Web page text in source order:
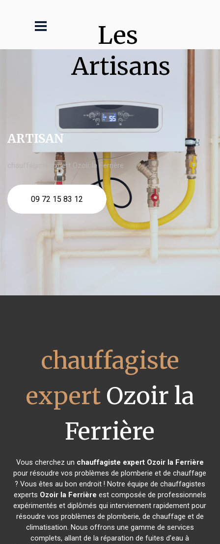
Les
Artisans
ARTISAN
chauffagiste expert Ozoir la Ferrière
09 72 15 83 12
chauffagiste
expertOzoir la
Ferrière
Vous cherchez un chauffagiste expert Ozoir la Ferrière
pour résoudre vos problèmes de plomberie et de chauffage
? Vous êtes au bon endroit ! Notre équipe de chauffagistes
experts Ozoir la Ferrière est composée de professionnels
expérimentés et diplômés qui interviennent rapidement pour
résoudre vos problèmes de plomberie, de chauffage et de
climatisation. Nous offrons une gamme de services
complets, allant de la réparation de fuites d'eau à